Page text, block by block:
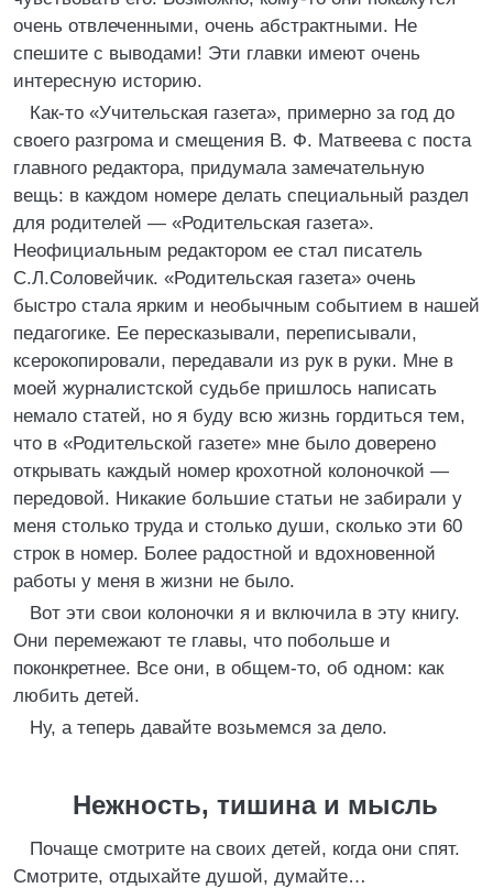
очень отвлеченными, очень абстрактными. Не
спешите с выводами! Эти главки имеют очень
интересную историю.
Как-то «Учительская газета», примерно за год до
своего разгрома и смещения В. Ф. Матвеева с поста
главного редактора, придумала замечательную
вещь: в каждом номере делать специальный раздел
для родителей — «Родительская газета».
Неофициальным редактором ее стал писатель
С.Л.Соловейчик. «Родительская газета» очень
быстро стала ярким и необычным событием в нашей
педагогике. Ее пересказывали, переписывали,
ксерокопировали, передавали из рук в руки. Мне в
моей журналистской судьбе пришлось написать
немало статей, но я буду всю жизнь гордиться тем,
что в «Родительской газете» мне было доверено
открывать каждый номер крохотной колоночкой —
передовой. Никакие большие статьи не забирали у
меня столько труда и столько души, сколько эти 60
строк в номер. Более радостной и вдохновенной
работы у меня в жизни не было.
Вот эти свои колоночки я и включила в эту книгу.
Они перемежают те главы, что побольше и
поконкретнее. Все они, в общем-то, об одном: как
любить детей.
Ну, а теперь давайте возьмемся за дело.
Нежность, тишина и мысль
Почаще смотрите на своих детей, когда они спят.
Смотрите, отдыхайте душой, думайте…